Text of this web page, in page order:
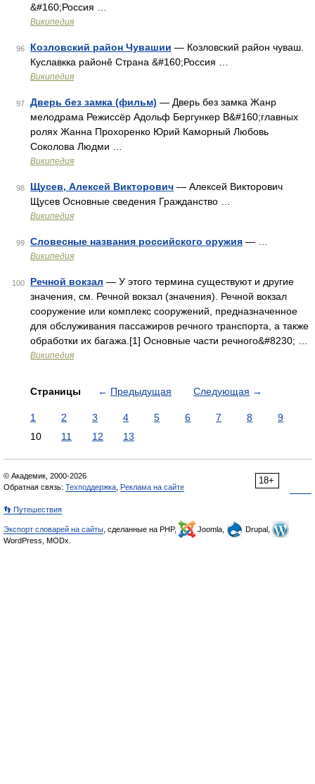
&#160;Россия …
Википедия
96 Козловский район Чувашии — Козловский район чуваш.
Куславкка районĕ Страна &#160;Россия …
Википедия
97 Дверь без замка (фильм) — Дверь без замка Жанр
мелодрама Режиссёр Адольф Бергункер В&#160;главных
ролях Жанна Прохоренко Юрий Каморный Любовь
Соколова Людми …
Википедия
98 Щусев, Алексей Викторович — Алексей Викторович
Щусев Основные сведения Гражданство …
Википедия
99 Словесные названия российского оружия — …
Википедия
100 Речной вокзал — У этого термина существуют и другие
значения, см. Речной вокзал (значения). Речной вокзал
сооружение или комплекс сооружений, предназначенное
для обслуживания пассажиров речного транспорта, а также
обработки их багажа.[1] Основные части речного&#8230; …
Википедия
Страницы ← Предыдущая Следующая →
1 2 3 4 5 6 7 8
9
10
11 12 13
18+
© Академик, 2000-2026
Обратная связь: Техподдержка Реклама на сайте
👣 Путешествия
Экспорт словарей на сайты , сделанные на PHP, Joomla,
Drupal,
WordPress, MODx.